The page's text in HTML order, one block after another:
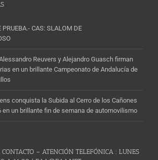
PRUEBA.- CAS: SLALOM DE
Reuvers y Alejandro Guasch firman
en un brillante Campeonato de Andalucía de
conquista la Subida al Cerro de los Cañones
en un brillante fin de semana de automovilismo
– ATENCIÓN TELEFÓNICA : LUNES